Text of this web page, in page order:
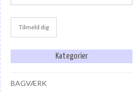
Kategorier
BAGVÆRK